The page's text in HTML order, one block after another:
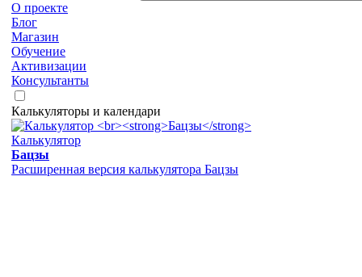
О проекте
Блог
Магазин
Обучение
Активизации
Консультанты
Калькуляторы и календари
Калькулятор
Бацзы
Расширенная версия калькулятора Бацзы